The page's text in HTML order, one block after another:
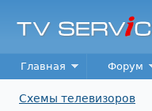
TV
Service
Main menu
Главная Форум
Схемы телевизоров